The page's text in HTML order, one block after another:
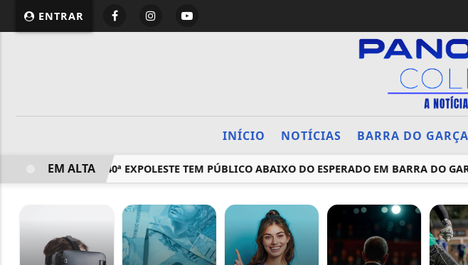
ENTRAR
INÍCIO NOTÍCIAS BARRA DO
ABERTURA DA 40ª EXPOLESTE TEM PÚBLICO ABAIXO DO ESPERADO EM BARRA DO
EM ALTA